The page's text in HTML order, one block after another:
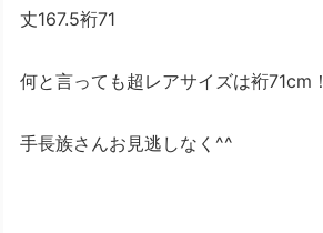
丈167.5裄71
何と言っても超レアサイズは裄71cm！
手長族さんお見逃しなく^^